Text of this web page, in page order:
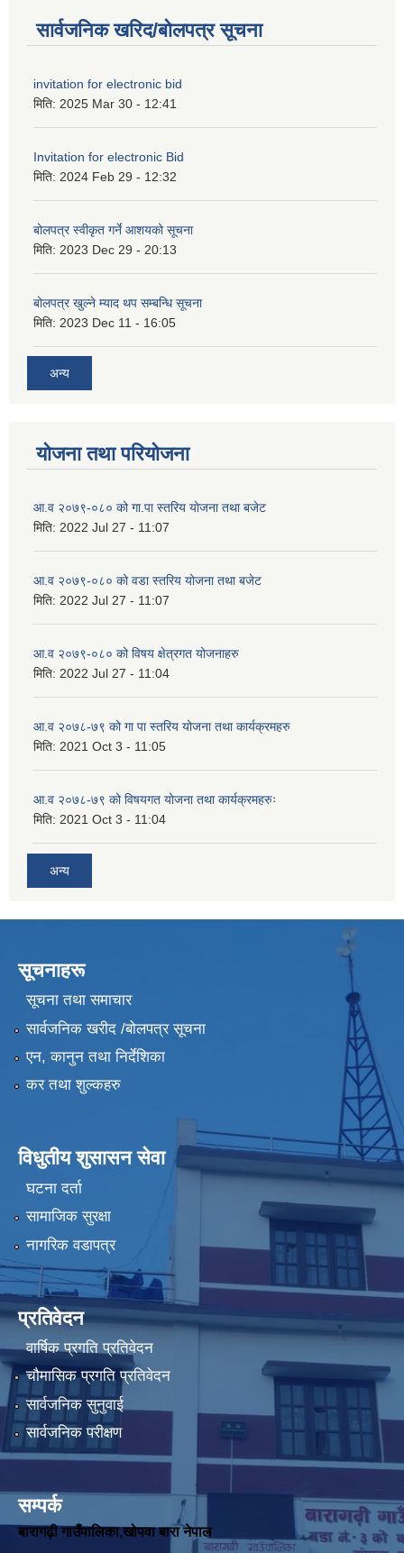
सार्वजनिक खरिद/बोलपत्र सूचना
invitation for electronic bid
मिति: 2025 Mar 30 - 12:41
Invitation for electronic Bid
मिति: 2024 Feb 29 - 12:32
बोलपत्र स्वीकृत गर्ने आशयको सूचना
मिति: 2023 Dec 29 - 20:13
बोलपत्र खुल्ने म्याद थप सम्बन्धि सूचना
मिति: 2023 Dec 11 - 16:05
अन्य
योजना तथा परियोजना
आ.व २०७९-०८० को गा.पा स्तरिय योजना तथा बजेट
मिति: 2022 Jul 27 - 11:07
आ.व २०७९-०८० को वडा स्तरिय योजना तथा बजेट
मिति: 2022 Jul 27 - 11:07
आ.व २०७९-०८० को विषय क्षेत्रगत योजनाहरु
मिति: 2022 Jul 27 - 11:04
आ.व २०७८-७९ को गा पा स्तरिय योजना तथा कार्यक्रमहरु
मिति: 2021 Oct 3 - 11:05
आ.व २०७८-७९ को विषयगत योजना तथा कार्यक्रमहरुः
मिति: 2021 Oct 3 - 11:04
अन्य
सूचनाहरू
सूचना तथा समाचार
सार्वजनिक खरीद /बोलपत्र सूचना
एन, कानुन तथा निर्देशिका
कर तथा शुल्कहरु
विधुतीय शुसासन सेवा
घटना दर्ता
सामाजिक सुरक्षा
नागरिक वडापत्र
प्रतिवेदन
वार्षिक प्रगति प्रतिवेदन
चौमासिक प्रगति प्रतिवेदन
सार्वजनिक सुनुवाई
सार्वजनिक परीक्षण
सम्पर्क
बारागढ़ी गाउँपालिका,खोपवा बारा नेपाल